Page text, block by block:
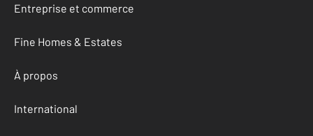
Entreprise et commerce
Fine Homes & Estates
À propos
International